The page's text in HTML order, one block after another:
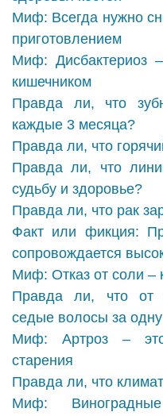
Миф: Всегда нужно
приготовлением
Миф: Дисбактериоз
кишечником
Правда ли, что
каждые 3 месяца?
Правда ли, что
Правда ли, что
судьбу и здоровье?
Правда ли, что рак
Факт или фикция:
сопровождается
Миф: Отказ от соли –
Правда ли, что от
седые волосы за
Миф: Артроз – это
старения
Правда ли, что
Миф: